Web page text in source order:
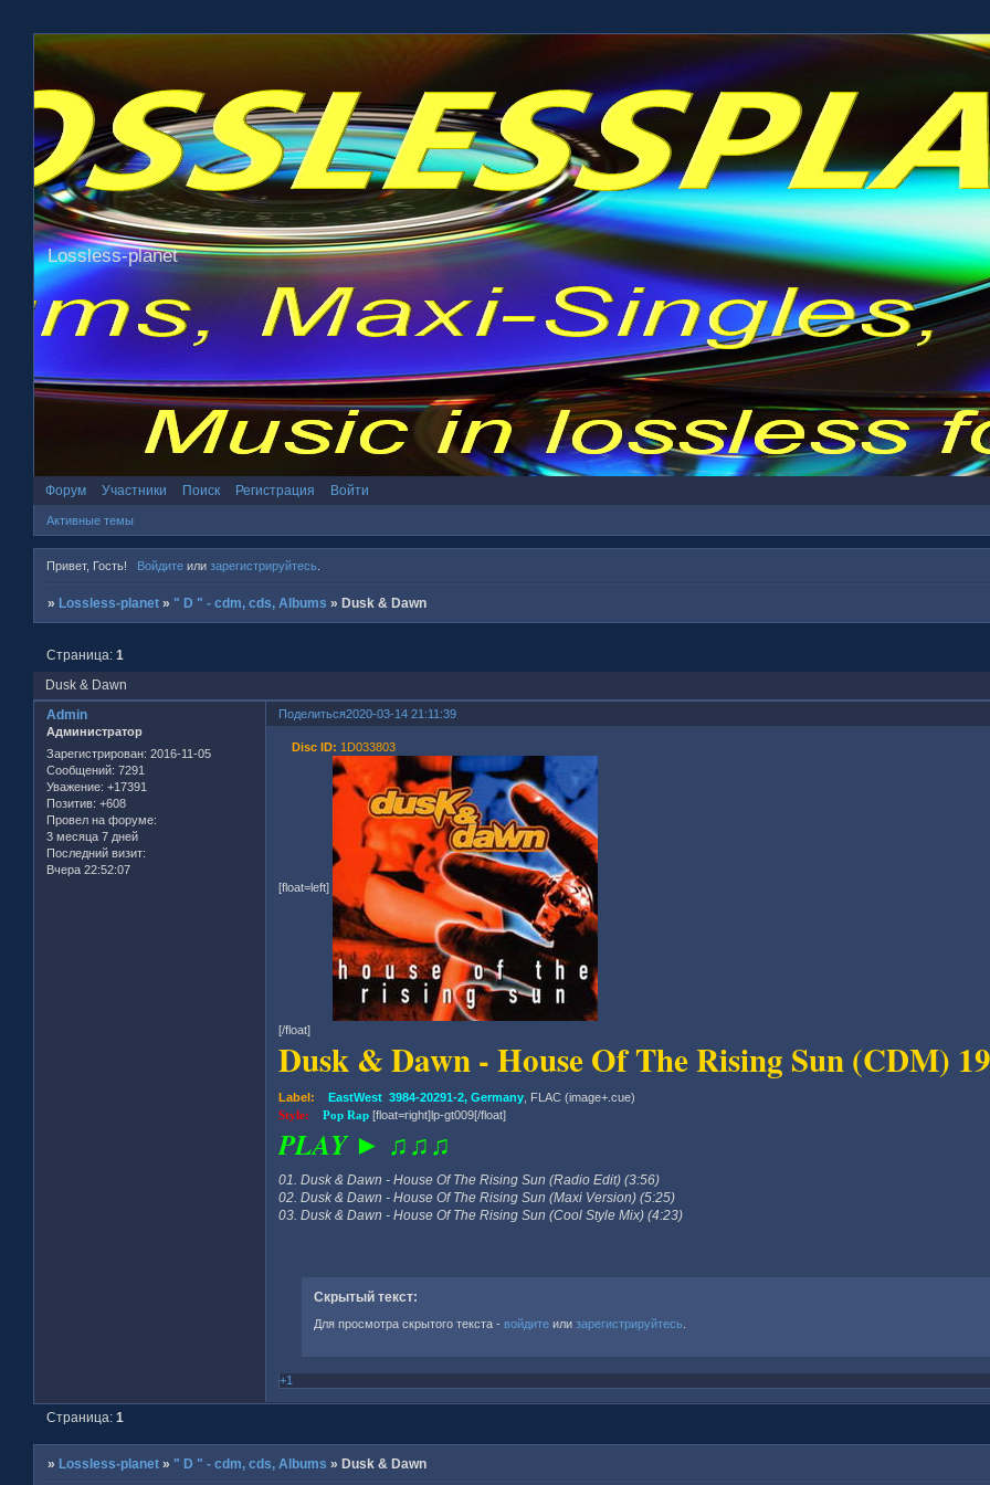
Lossless-planet
Форум Участники Поиск Регистрация Войти
Активные темы
Привет, Гость! Войдитеили зарегистрируйтесь.
» Lossless-planet » " D " - cdm, cds, Albums » Dusk & Dawn
Dusk & Dawn
Страница:1
Поделиться2020-03-14 21:11:39
Admin
Администратор
Зарегистрирован: 2016-11-05
Сообщений: 7291
Уважение: +17391
Позитив: +608
Провел на форуме:
3 месяца 7 дней
Последний визит:
Вчера 22:52:07
Disc ID: 1D033803
[float=left]
[/float]
Dusk & Dawn - House Of The Rising Sun (CDM)
Label: EastWest 3984-20291-2, Germany , FLAC (image+.cue)
Style:Pop Rap[float=right]lp-gt009[/float]
PLAY ► ♫♫♫
01. Dusk & Dawn - House Of The Rising Sun (Radio Edit) (3:56)
02. Dusk & Dawn - House Of The Rising Sun (Maxi Version) (5:25)
03. Dusk & Dawn - House Of The Rising Sun (Cool Style Mix) (4:23)
Скрытый текст:
Для просмотра скрытого текста - войдитеили зарегистрируйтесь
+1
Страница:1
»Lossless-planet » " D " - cdm, cds, Albums »Dusk & Dawn